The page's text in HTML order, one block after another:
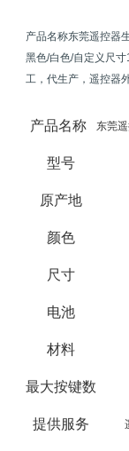
产品名称东莞遥控器
黑色/白色/自定义尺
工，代生产，遥控器
产品名称 东莞
型号
原产地
颜色
尺寸
电池
材料
最大按键数
提供服务